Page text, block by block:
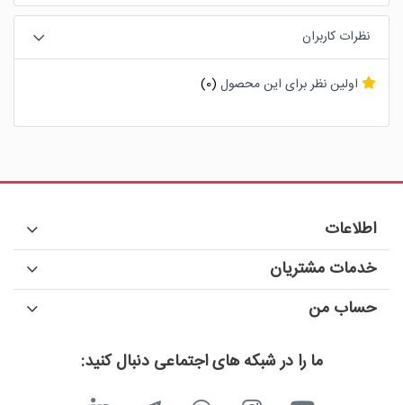
نظرات کاربران
اولین نظر برای این محصول (0)
ما را در شبکه های اجتماعی دنبال کنید:
اطلاعات
خدمات مشتریان
حساب من